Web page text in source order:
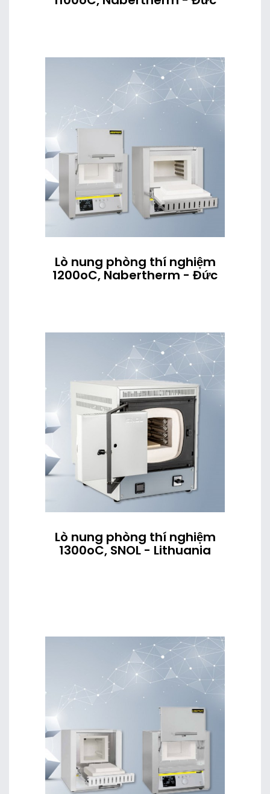
Lò nung phòng thí nghiệm
1200oC, Nabertherm - Đức
Lò nung phòng thí nghiệm
1300oC, SNOL - Lithuania